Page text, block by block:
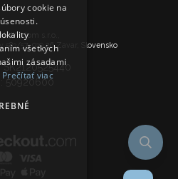
Wisdom s.r.o.,
583/57, 919 26 Zavar, Slovensko
50920600
cookie na
všetkých
zásadami
Prečítať viac